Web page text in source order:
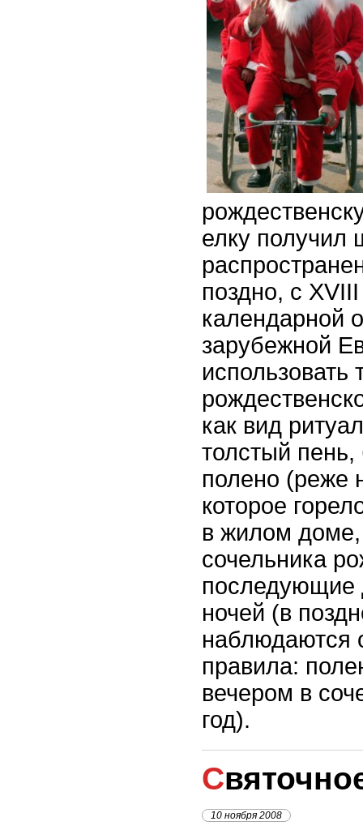
елку получил
поздно, с
календарной
зарубежной
использовать
как вид
толстый
полено (реже
которое
в жилом
сочельника
последующие
ночей (в
наблюдаются
правила:
вечером в
год).
10 ноября 2008